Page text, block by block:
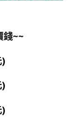
錢~~